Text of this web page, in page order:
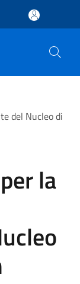
del Nucleo di
la